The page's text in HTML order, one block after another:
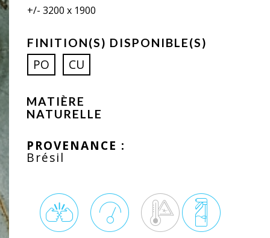
MATIÈRE
NATURELLE
PROVENANCE :
Brésil
+/- 3200 x 1900
FINITION(S) DISPONIBLE(S)
PO CU